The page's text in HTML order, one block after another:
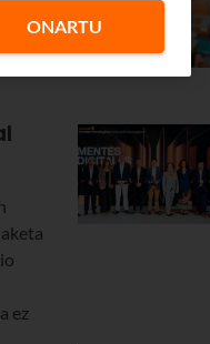
ez
ONARTU